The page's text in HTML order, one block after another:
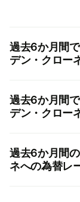
過去6か月間
デン・クロー
過去6か月間
デン・クロー
過去6か月間
ネへの為替レ